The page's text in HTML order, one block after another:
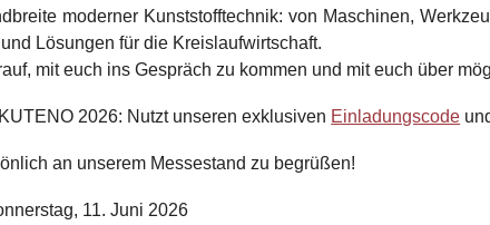
moderner Kunststofftechnik: von Maschinen,
Lösungen für die Kreislaufwirtschaft.
mit euch ins Gespräch zu kommen und mit euch über
2026: Nutzt unseren exklusiven Einladungscode
an unserem Messestand zu begrüßen!
11. Juni 2026